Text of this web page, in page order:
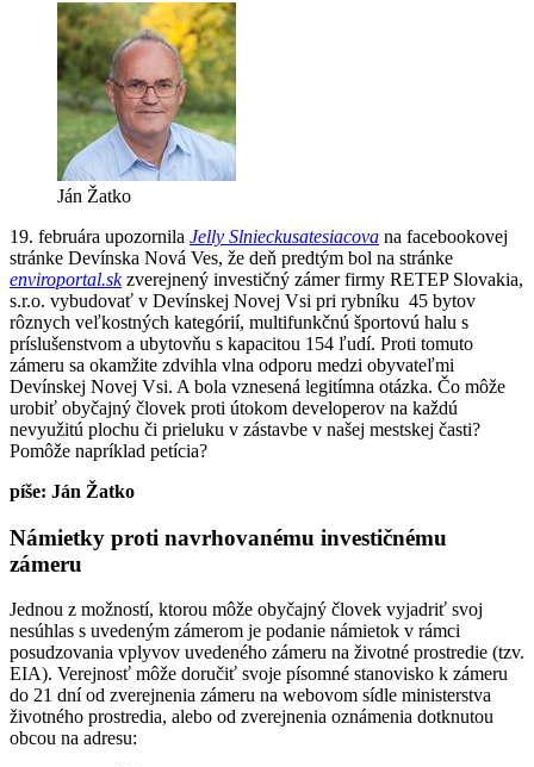
Ján Žatko
19. februára upozornila Jelly Slnieckusatesiacova na facebookovej
stránke Devínska Nová Ves, že deň predtým bol na stránke
enviroportal.skzverejnený investičný zámer firmy RETEP Slovakia,
s.r.o. vybudovať v Devínskej Novej Vsi pri rybníku 45 bytov
rôznych veľkostných kategórií, multifunkčnú športovú halu s
príslušenstvom a ubytovňu s kapacitou 154 ľudí. Proti tomuto
zámeru sa okamžite zdvihla vlna odporu medzi obyvateľmi
Devínskej Novej Vsi. A bola vznesená legitímna otázka. Čo môže
urobiť obyčajný človek proti útokom developerov na každú
nevyužitú plochu či prieluku v zástavbe v našej mestskej časti?
Pomôže napríklad petícia?
píše: Ján Žatko
Námietky proti navrhovanému investičnému
zámeru
Jednou z možností, ktorou môže obyčajný človek vyjadriť svoj
nesúhlas s uvedeným zámerom je podanie námietok v rámci
posudzovania vplyvov uvedeného zámeru na životné prostredie (tzv.
EIA). Verejnosť môže doručiť svoje písomné stanovisko k zámeru
do 21 dní od zverejnenia zámeru na webovom sídle ministerstva
životného prostredia, alebo od zverejnenia oznámenia dotknutou
obcou na adresu: